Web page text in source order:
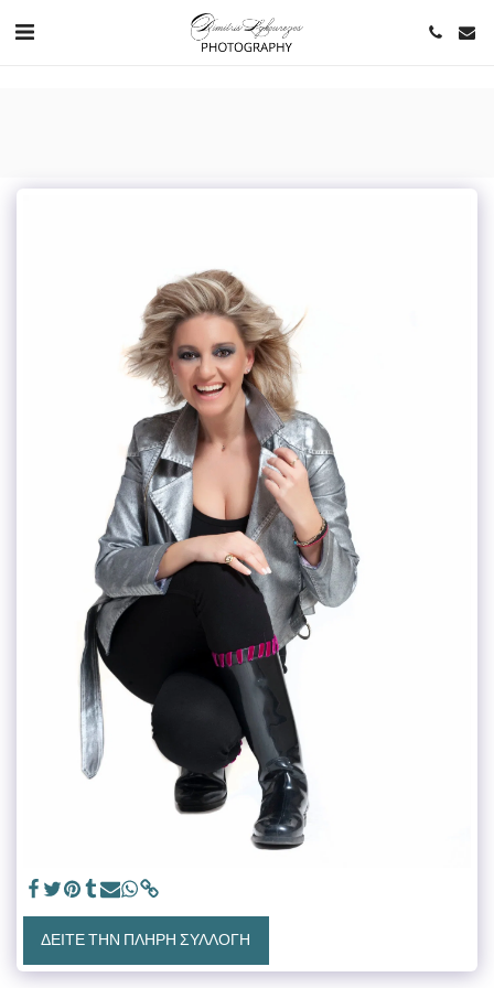
https://www.youtube.com/channel/UCNlqkSfR-Bi1SAAf6cDlUaQ
ΔΕΊΤΕ ΤΗΝ ΠΛΉΡΗ ΣΥΛΛΟΓΉ